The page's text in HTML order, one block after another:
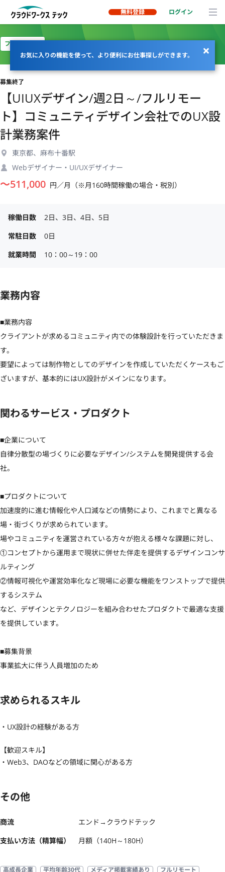
無料登録 ログイン
お気に入りの機能を使って、より便利にお仕事探しができます。
フルリモート
募集終了
【UIUXデザイン/週2日～/フルリモー
ト】コミュニティデザイン会社でのUX設
計業務案件
東京都、麻布十番駅
Webデザイナー・UI/UXデザイナー
〜511,000 円／月（※月160時間稼働の場合・税別）
稼働日数
2日、3日、4日、5日
常駐日数
0日
就業時間
10：00～19：00
業務内容
■業務内容
クライアントが求めるコミュニティ内での体験設計を行っていただきま
す。
要望によっては制作物としてのデザインを作成していただくケースもご
ざいますが、基本的にはUX設計がメインになります。
関わるサービス・プロダクト
■企業について
自律分散型の場づくりに必要なデザイン/システムを開発提供する会
社。
■プロダクトについて
加速度的に進む情報化や人口減などの情勢により、これまでと異なる
場・街づくりが求められています。
場やコミュニティを運営されている方々が抱える様々な課題に対し、
①コンセプトから運用まで現状に併せた伴走を提供するデザインコンサ
ルティング
②情報可視化や運営効率化など現場に必要な機能をワンストップで提供
するシステム
など、デザインとテクノロジーを組み合わせたプロダクトで最適な支援
を提供しています。
■募集背景
事業拡大に伴う人員増加のため
求められるスキル
・UX設計の経験がある方
【歓迎スキル】
・Web3、DAOなどの領域に関心がある方
その他
商流
エンド→クラウドテック
支払い方法（精算幅）
月額（140H～180H）
高成長企業 平均年齢30代 メディア掲載実績あり
フルリモート